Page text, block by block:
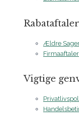
Rabataftaler
Ældre
Firmaaftaler
Vigtige